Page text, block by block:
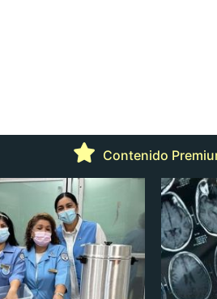
Contenido